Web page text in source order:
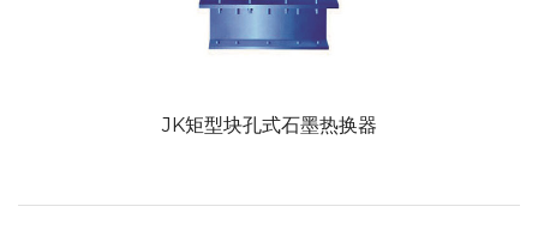
JK矩型块孔式石墨热换器